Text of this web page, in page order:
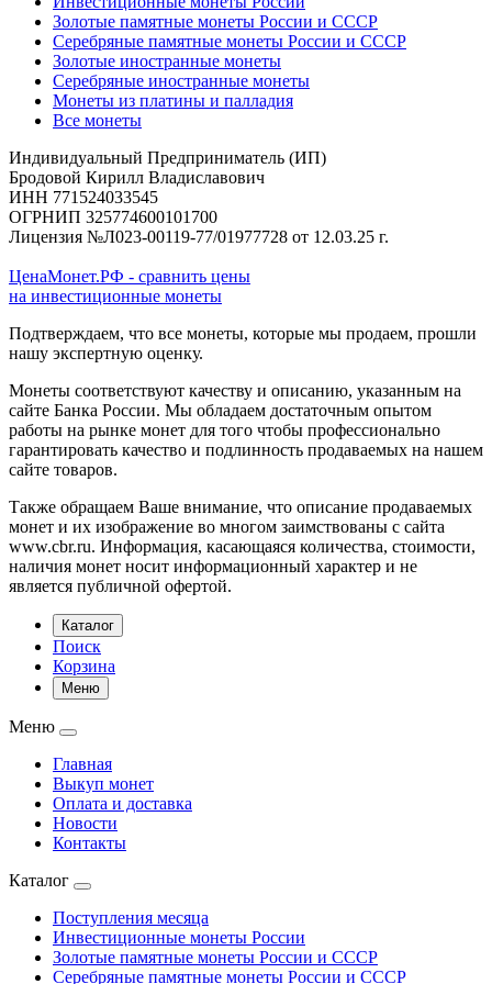
Золотые памятные монеты России и СССР
Серебряные памятные монеты России и СССР
Золотые иностранные монеты
Серебряные иностранные монеты
Монеты из платины и палладия
Все монеты
Индивидуальный Предприниматель (ИП)
Бродовой Кирилл Владиславович
ИНН 771524033545
ОГРНИП 325774600101700
Лицензия №Л023-00119-77/01977728 от 12.03.25 г.
ЦенаМонет.РФ - сравнить цены
на инвестиционные монеты
Подтверждаем, что все монеты, которые мы продаем, прошли
нашу экспертную оценку.
Монеты соответствуют качеству и описанию, указанным на
сайте Банка России. Мы обладаем достаточным опытом
работы на рынке монет для того чтобы профессионально
гарантировать качество и подлинность продаваемых на нашем
сайте товаров.
Также обращаем Ваше внимание, что описание продаваемых
монет и их изображение во многом заимствованы с сайта
www.cbr.ru. Информация, касающаяся количества, стоимости,
наличия монет носит информационный характер и не
является публичной офертой.
Каталог
Поиск
Корзина
Меню
Меню
Главная
Выкуп монет
Оплата и доставка
Новости
Контакты
Каталог
Поступления месяца
Инвестиционные монеты России
Золотые памятные монеты России и СССР
Серебряные памятные монеты России и СССР